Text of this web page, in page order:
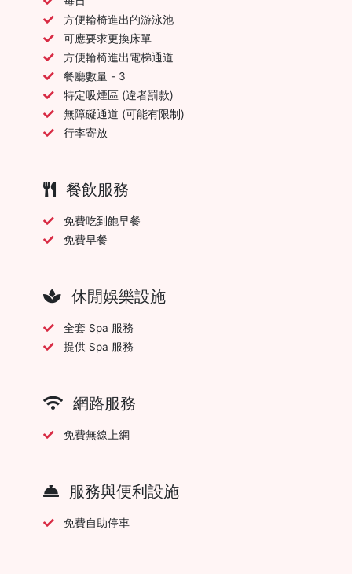
方便輪椅進出的游泳池
可應要求更換床單
方便輪椅進出電梯通道
餐廳數量 - 3
特定吸煙區 (違者罰款)
無障礙通道 (可能有限制)
行李寄放
餐飲服務
免費吃到飽早餐
免費早餐
休閒娛樂設施
全套 Spa 服務
提供 Spa 服務
網路服務
免費無線上網
服務與便利設施
免費自助停車